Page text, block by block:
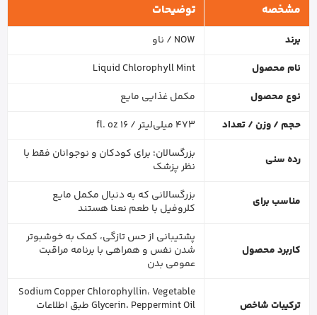
مشخصه توضیحات
برند
NOW / ناو
نام محصول
Liquid Chlorophyll Mint
نوع محصول
مکمل غذایی مایع
حجم / وزن / تعداد
473 میلی‌لیتر / 16 fl. oz
رده سنی
بزرگسالان؛ برای کودکان و نوجوانان فقط با
نظر پزشک
مناسب برای
بزرگسالانی که به دنبال مکمل مایع
کلروفیل با طعم نعنا هستند
کاربرد محصول
پشتیبانی از حس تازگی، کمک به خوشبوتر
شدن نفس و همراهی با برنامه مراقبت
عمومی بدن
ترکیبات شاخص
Sodium Copper Chlorophyllin، Vegetable
Glycerin، Peppermint Oil طبق اطلاعات